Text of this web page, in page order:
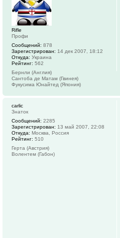
Rifle
Профи
Сообщений: 878
Зарегистрирован: 14 дек 2007, 18:12
Откуда: Украина
Рейтинг: 562
Бернли (Англия)
Сантоба де Матам (Гвинея)
Фукусима Юнайтед (Япония)
carlic
Знаток
Сообщений: 2285
Зарегистрирован: 13 май 2007, 22:08
Откуда: Москва, Россия
Рейтинг: 510
Герта (Австрия)
Волентем (Габон)